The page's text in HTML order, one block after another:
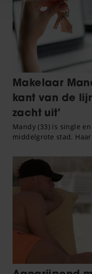
personaliseren, om
en om ons
informatie over uw
partners voor social
partners kunnen deze
informatie die u aan ze
verzameld op basis
gaat akkoord met onze
gebruiken.